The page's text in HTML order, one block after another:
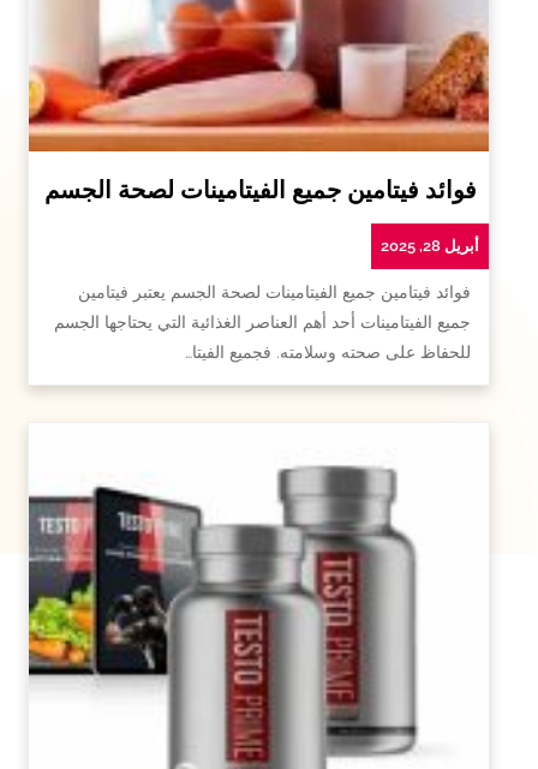
فوائد فيتامين جميع الفيتامينات لصحة الجسم
أبريل 28, 2025
فوائد فيتامين جميع الفيتامينات لصحة الجسم يعتبر فيتامين
جميع الفيتامينات أحد أهم العناصر الغذائية التي يحتاجها الجسم
للحفاظ على صحته وسلامته. فجميع الفيتا…